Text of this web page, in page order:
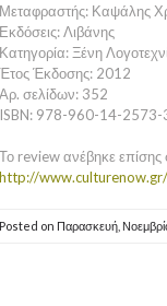
Μεταφραστής: Καψάλης
Εκδόσεις: Λιβάνης
Κατηγορία: Ξένη
Έτος Έκδοσης: 2012
Αρ. σελίδων: 352
ISBN: 978-960-14-2573-
Το review ανέβηκε
http://
Posted on Παρασκευή,